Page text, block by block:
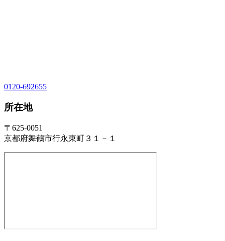
0120-692655
所在地
〒625-0051
京都府舞鶴市行永東町３１－１